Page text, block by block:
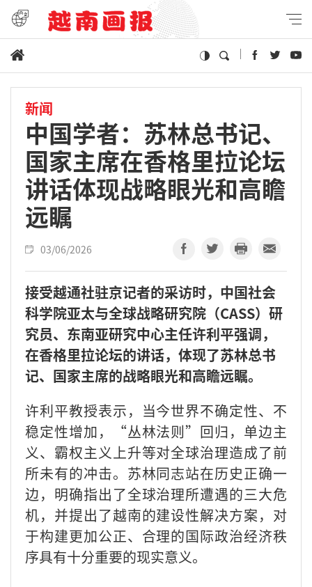
新闻
中国学者：苏林总书记、
国家主席在香格里拉论坛
讲话体现战略眼光和高瞻
远瞩
03/06/2026
接受越通社驻京记者的采访时，中国社会
科学院亚太与全球战略研究院（CASS）研
究员、东南亚研究中心主任许利平强调，
在香格里拉论坛的讲话，体现了苏林总书
记、国家主席的战略眼光和高瞻远瞩。
许利平教授表示，当今世界不确定性、不
稳定性增加，“丛林法则”回归，单边主
义、霸权主义上升等对全球治理造成了前
所未有的冲击。苏林同志站在历史正确一
边，明确指出了全球治理所遭遇的三大危
机，并提出了越南的建设性解决方案，对
于构建更加公正、合理的国际政治经济秩
序具有十分重要的现实意义。